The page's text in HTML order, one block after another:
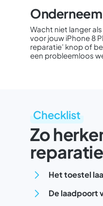
Wacht niet langer
voor jouw iPhone 8
reparatie’ knop of
een probleemloos
Checklist
Zo
Het toestel
De laadpoort